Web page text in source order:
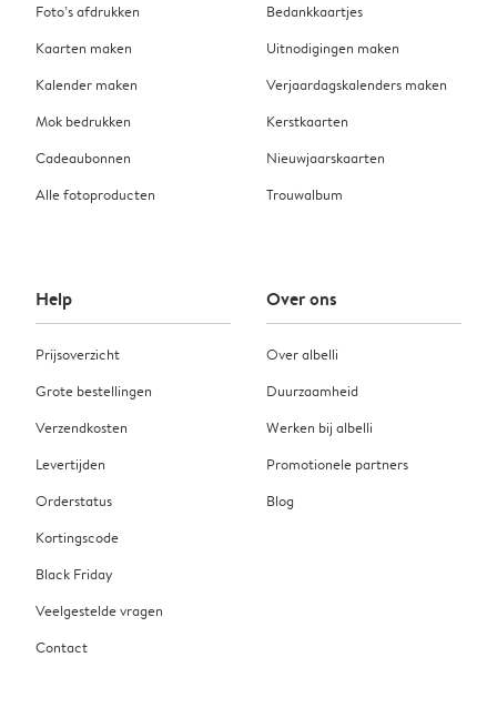
Foto’s afdrukken
Kaarten maken
Kalender maken
Mok bedrukken
Cadeaubonnen
Alle fotoproducten
Bedankkaartjes
Uitnodigingen maken
Verjaardagskalenders maken
Kerstkaarten
Nieuwjaarskaarten
Trouwalbum
Help
Prijsoverzicht
Grote bestellingen
Verzendkosten
Levertijden
Orderstatus
Kortingscode
Black Friday
Veelgestelde vragen
Contact
Over ons
Over albelli
Duurzaamheid
Werken bij albelli
Promotionele partners
Blog